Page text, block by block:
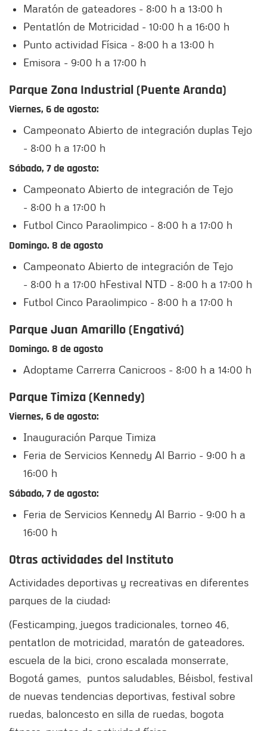
Maratón de gateadores - 8:00 h a 13:00 h
Pentatlón de Motricidad - 10:00 h a 16:00 h
Punto actividad Física - 8:00 h a 13:00 h
Emisora - 9:00 h a 17:00 h
Parque Zona Industrial (Puente Aranda)
Viernes, 6 de agosto:
Campeonato Abierto de integración duplas Tejo
- 8:00 h a 17:00 h
Sábado, 7 de agosto:
Campeonato Abierto de integración de Tejo
- 8:00 h a 17:00 h
Futbol Cinco Paraolimpico - 8:00 h a 17:00 h
Domingo. 8 de agosto
Campeonato Abierto de integración de Tejo
- 8:00 h a 17:00 hFestival NTD - 8:00 h a 17:00 h
Futbol Cinco Paraolimpico - 8:00 h a 17:00 h
Parque Juan Amarillo (Engativá)
Domingo. 8 de agosto
Adoptame Carrerra Canicroos - 8:00 h a 14:00 h
Parque Timiza (Kennedy)
Viernes, 6 de agosto:
Inauguración Parque Timiza
Feria de Servicios Kennedy Al Barrio - 9:00 h a
16:00 h
Sábado, 7 de agosto:
Feria de Servicios Kennedy Al Barrio - 9:00 h a
16:00 h
Otras actividades del Instituto
Actividades deportivas y recreativas en diferentes
parques de la ciudad:
(Festicamping, juegos tradicionales, torneo 46,
pentatlon de motricidad, maratón de gateadores.
escuela de la bici, crono escalada monserrate,
Bogotá games, puntos saludables, Béisbol, festival
de nuevas tendencias deportivas, festival sobre
ruedas, baloncesto en silla de ruedas, bogota